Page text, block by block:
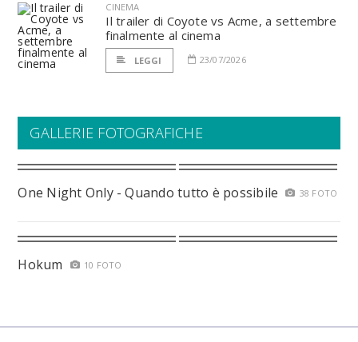
CINEMA
Il trailer di Coyote vs Acme, a settembre
finalmente al cinema
LEGGI 23/07/2026
GALLERIE FOTOGRAFICHE
One Night Only - Quando tutto è possibile 38 FOTO
Hokum 10 FOTO